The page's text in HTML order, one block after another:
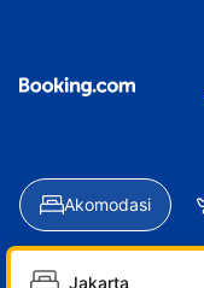
Akomodasi